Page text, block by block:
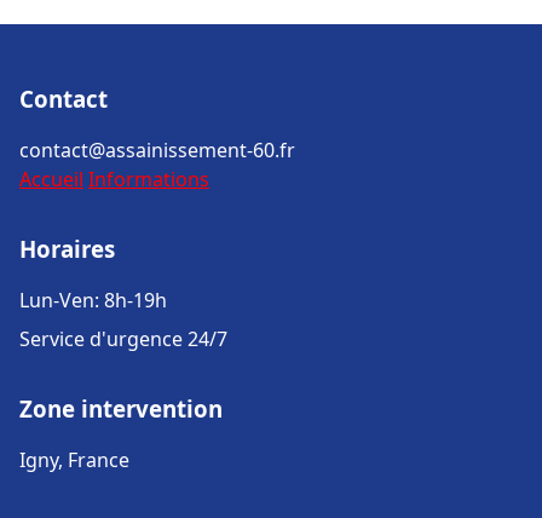
Contact
contact@assainissement-60.fr
Accueil Informations
Horaires
Lun-Ven: 8h-19h
Service d'urgence 24/7
Zone intervention
Igny, France